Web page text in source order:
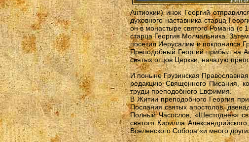
Антиохии) инок Георгий
духовного наставника старца
он в монастыре святого Романа (с
старца Георгия Молчальника.
посетил Иерусалим и поклонился
Преподобный Георгий прибыл на
святых отцов Церкви, начатую
И поныне Грузинская
редакцию Священного Писания,
труды преподобного Евфимия.
В Житии преподобного Георгия
Послания святых апостолов,
Полный Часослов, «Шестоднев»
святого Кирилла
Вселенского Собора «и много